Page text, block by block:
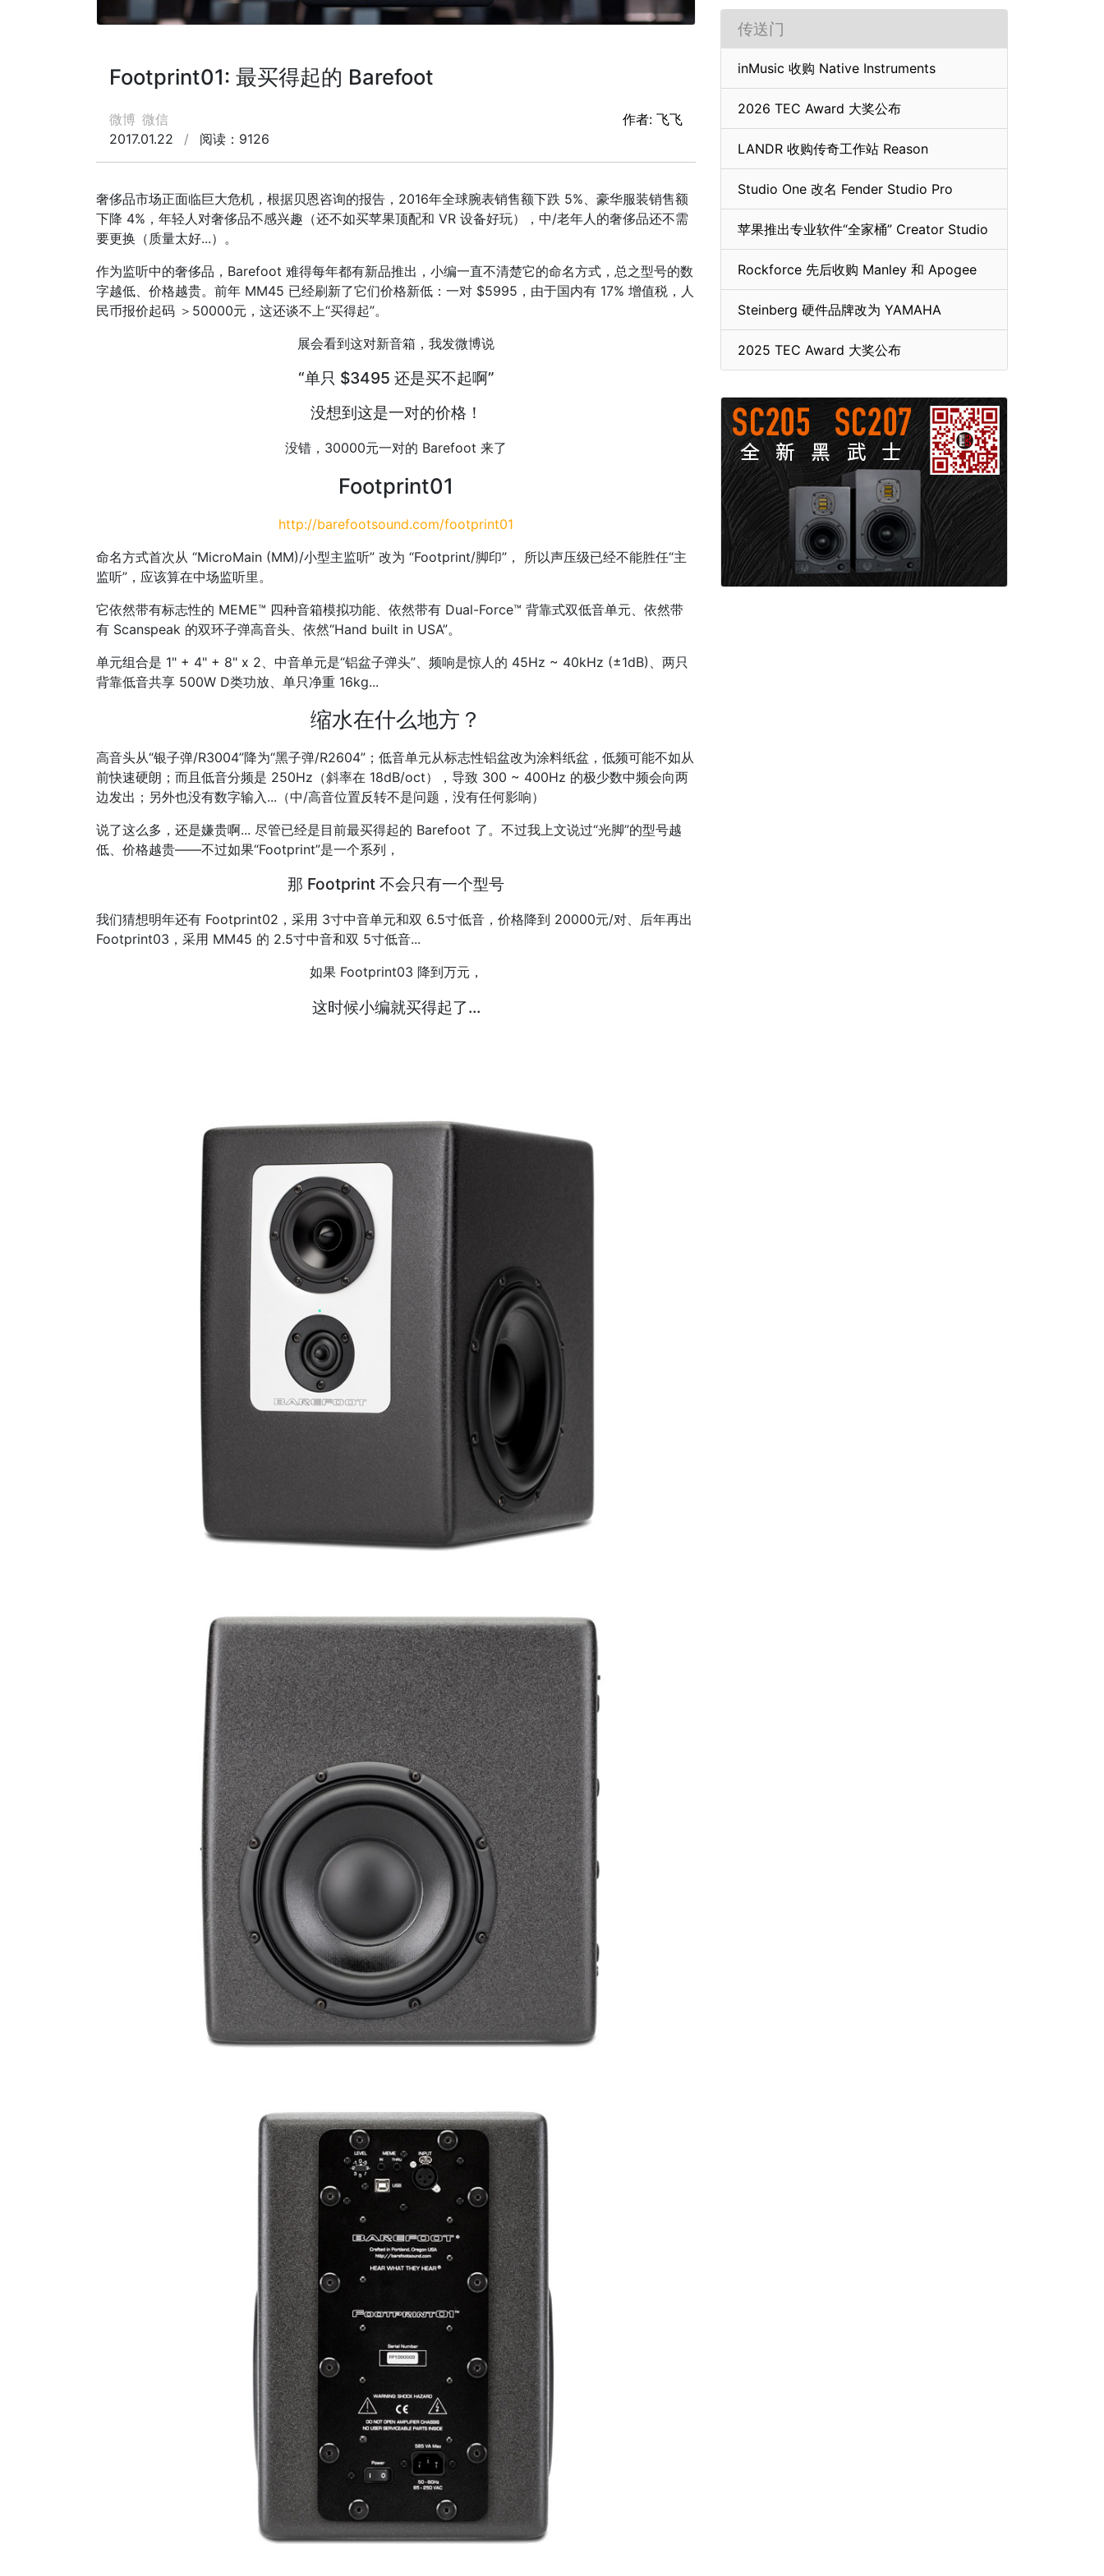
Footprint01: 最买得起的 Barefoot
微博 微信
2017.01.22
/ 阅读：9126
作者: 飞飞
奢侈品市场正面临巨大危机，根据贝恩咨询的报告，2016年全球腕表销售额下跌 5%、豪华服装销售额
下降 4%，年轻人对奢侈品不感兴趣（还不如买苹果顶配和 VR 设备好玩），中/老年人的奢侈品还不需
要更换（质量太好...）。
作为监听中的奢侈品，Barefoot 难得每年都有新品推出，小编一直不清楚它的命名方式，总之型号的数
字越低、价格越贵。前年 MM45 已经刷新了它们价格新低：一对 $5995，由于国内有 17% 增值税，人
民币报价起码 ＞50000元，这还谈不上“买得起”。
展会看到这对新音箱，我发微博说
“单只 $3495 还是买不起啊”
没想到这是一对的价格！
没错，30000元一对的 Barefoot 来了
Footprint01
http://barefootsound.com/footprint01
命名方式首次从 “MicroMain (MM)/小型主监听” 改为 “Footprint/脚印”， 所以声压级已经不能胜任“主
监听”，应该算在中场监听里。
它依然带有标志性的 MEME™ 四种音箱模拟功能、依然带有 Dual-Force™ 背靠式双低音单元、依然带
有 Scanspeak 的双环子弹高音头、依然“Hand built in USA”。
单元组合是 1" + 4" + 8" x 2、中音单元是“铝盆子弹头”、频响是惊人的 45Hz ~ 40kHz (±1dB)、两只
背靠低音共享 500W D类功放、单只净重 16kg...
缩水在什么地方？
高音头从“银子弹/R3004”降为“黑子弹/R2604”；低音单元从标志性铝盆改为涂料纸盆，低频可能不如从
前快速硬朗；而且低音分频是 250Hz（斜率在 18dB/oct），导致 300 ~ 400Hz 的极少数中频会向两
边发出；另外也没有数字输入...（中/高音位置反转不是问题，没有任何影响）
说了这么多，还是嫌贵啊... 尽管已经是目前最买得起的 Barefoot 了。不过我上文说过“光脚”的型号越
低、价格越贵——不过如果“Footprint”是一个系列，
那 Footprint 不会只有一个型号
我们猜想明年还有 Footprint02，采用 3寸中音单元和双 6.5寸低音，价格降到 20000元/对、后年再出
Footprint03，采用 MM45 的 2.5寸中音和双 5寸低音...
如果 Footprint03 降到万元，
这时候小编就买得起了...
传送门
inMusic 收购 Native Instruments
2026 TEC Award 大奖公布
LANDR 收购传奇工作站 Reason
Studio One 改名 Fender Studio Pro
苹果推出专业软件“全家桶” Creator Studio
Rockforce 先后收购 Manley 和 Apogee
Steinberg 硬件品牌改为 YAMAHA
2025 TEC Award 大奖公布